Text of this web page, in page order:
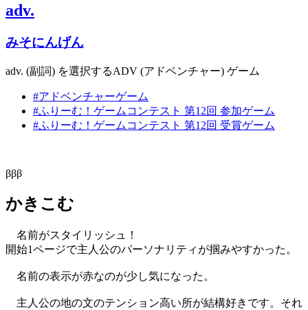
adv.
みそにんげん
adv. (副詞) を選択するADV (アドベンチャー) ゲーム
#アドベンチャーゲーム
#ふりーむ！ゲームコンテスト 第12回 参加ゲーム
#ふりーむ！ゲームコンテスト 第12回 受賞ゲーム
βββ
かきこむ
名前がスタイリッシュ！
開始1ページで主人公のパーソナリティが掴みやすかった。
名前の表示が赤なのが少し気になった。
主人公の地の文のテンション高い所が結構好きです。それ